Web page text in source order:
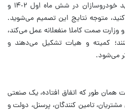
شد؟" توضیح داد: اگر آمار تولید خودروسازان در شش ماه اول ١۴٠٢ و
را مقایسه کنید، متوجه نتایج این تصمیم می‌شوید.
وزارت صمت کاملا منفعلانه عمل می‌کند،
کمیته و هیات تشکیل می‌دهند و
می‌شود.
همان طور که اتفاق افتاده، یک صنعتی
تامین کنندگان، پرسنل، دولت و